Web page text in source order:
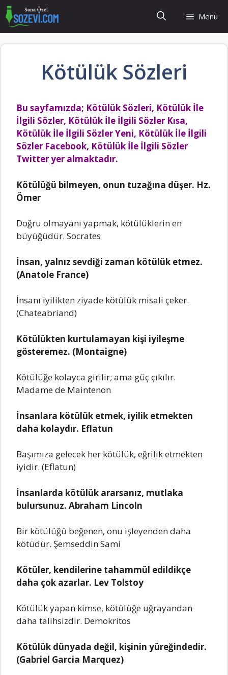
İçeriğe
atla
Menu
Kötülük Sözleri
Bu sayfamızda; Kötülük Sözleri, Kötülük İle
İlgili Sözler, Kötülük İle İlgili Sözler Kısa,
Kötülük İle İlgili Sözler Yeni, Kötülük İle İlgili
Sözler Facebook, Kötülük İle İlgili Sözler
Twitter yer almaktadır.
Kötülüğü bilmeyen, onun tuzağına düşer. Hz.
Ömer
Doğru olmayanı yapmak, kötülüklerin en
büyüğüdür. Socrates
İnsan, yalnız sevdiği zaman kötülük etmez.
(Anatole France)
İnsanı iyilikten ziyade kötülük misali çeker.
(Chateabriand)
Kötülükten kurtulamayan kişi iyileşme
gösteremez. (Montaigne)
Kötülüğe kolayca girilir; ama güç çıkılır.
Madame de Maintenon
İnsanlara kötülük etmek, iyilik etmekten
daha kolaydır. Eflatun
Başımıza gelecek her kötülük, eğrilik etmekten
iyidir. (Eflatun)
İnsanlarda kötülük ararsanız, mutlaka
bulursunuz. Abraham Lincoln
Bir kötülüğü beğenen, onu işleyenden daha
kötüdür. Şemseddin Sami
Kötüler, kendilerine tahammül edildikçe
daha çok azarlar. Lev Tolstoy
Kötülük yapan kimse, kötülüğe uğrayandan
daha talihsizdir. Demokritos
Kötülük dünyada değil, kişinin yüreğindedir.
(Gabriel Garcia Marquez)